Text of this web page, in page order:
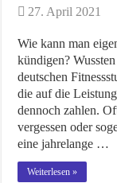
27. April 2021
Wie kann man
kündigen?
deutschen
die auf die
dennoch zahlen.
vergessen oder
eine jahrelange …
Weiterlesen »